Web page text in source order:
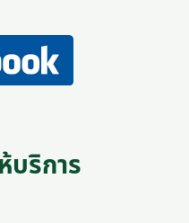
บริการ